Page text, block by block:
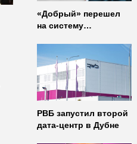
«Добрый» перешел
на систему
«Газинформсервис»
РВБ запустил второй
дата-центр в Дубне